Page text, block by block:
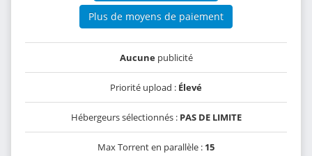
Plus de moyens de paiement
Aucunepublicité
Priorité upload : Élevé
Hébergeurs sélectionnés : PAS DE LIMITE
Max Torrent en parallèle : 15